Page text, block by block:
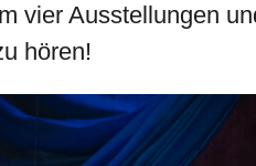
vier Ausstellungen
hören!